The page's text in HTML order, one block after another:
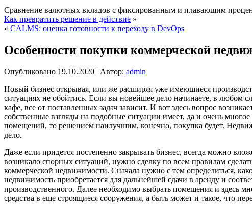
Сравнение валютных вкладов с фиксированным и плавающим
Как превратить решение в действие »
« CALMS: оценка готовности к переходу в DevOps
Особенности покупки коммерческой
Опубликовано 19.10.2020 | Автор: admin
Новый бизнес открывая, или же расширяя уже имеющиеся
ситуациях не обойтись. Если вы новейшее дело начинаете, в любом
кафе, все от поставленных задач зависит. И вот здесь вопрос
собственные взгляды на подобные ситуации имеет, да и очень
помещений, то решением наилучшим, конечно, покупка будет.
дело.
Даже если придется постепенно закрывать бизнес, всегда можно
возникало спорных ситуаций, нужно сделку по всем правилам
коммерческой недвижимости. Сначала нужно с тем определиться,
недвижимость приобретается для дальнейшей сдачи в аренду и
производственного. Далее необходимо выбрать помещения и здесь
средства в еще строящиеся сооружения, а быть может и такое, что